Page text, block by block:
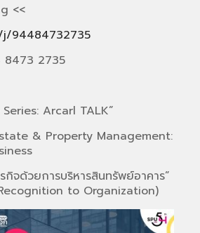
<<
94484732735
8473 2735
Arcarl TALK”
& Property Management:
กิจด้วยการบริหารสินทรัพย์อาคาร”
to Organization)